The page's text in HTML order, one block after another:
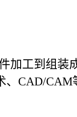
加工到组装
、CAD/CAM